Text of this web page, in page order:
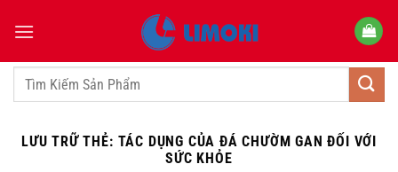
qua
dungTìm
LƯU TRỮ THẺ: TÁC DỤNG CỦA ĐÁ CHƯỜM GAN ĐỐI VỚI
SỨC KHỎE